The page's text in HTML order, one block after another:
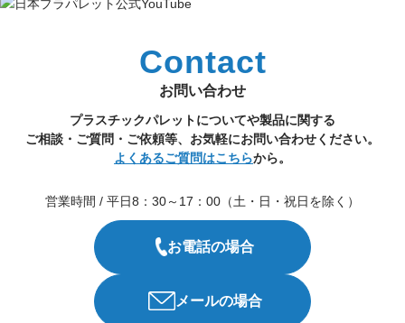
Contact
お問い合わせ
プラスチックパレットについてや製品に関する
ご相談・ご質問・ご依頼等、お気軽にお問い合わせください。
よくあるご質問はこちらから。
営業時間 / 平日8：30～17：00（土・日・祝日を除く）
お電話の場合
メールの場合